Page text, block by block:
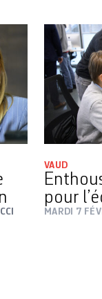
VAUD
pour
MARDI 7